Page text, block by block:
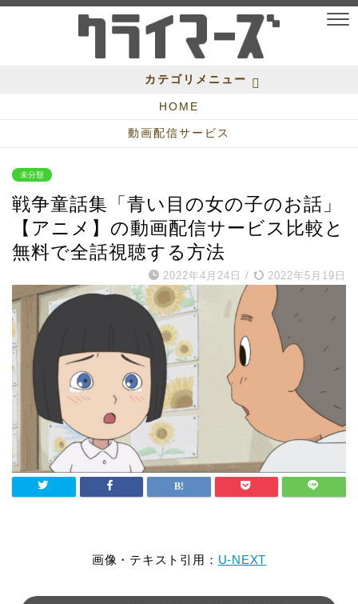
カテゴリメニュー
HOME
動画配信サービス
未分類
戦争童話集「青い目の女の子のお話」
【アニメ】の動画配信サービス比較と
無料で全話視聴する方法
2022年4月24日 / 2022年5月19日
画像・テキスト引用： U-NEXT